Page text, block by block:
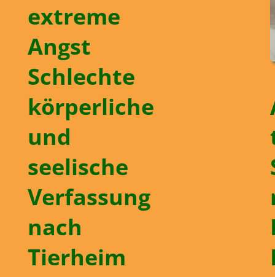
extreme
Angst
Schlechte
körperliche
und
seelische
Verfassung
nach
Tierheim